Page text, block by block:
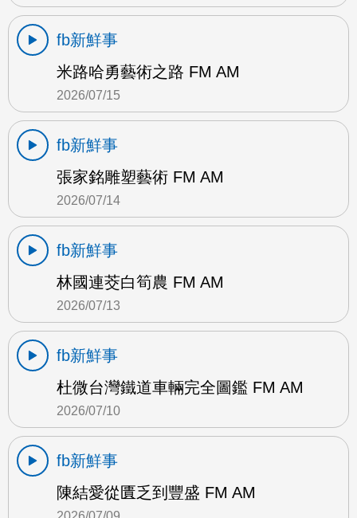
fb新鮮事
米路哈勇藝術之路 FM AM
2026/07/15
fb新鮮事
張家銘雕塑藝術 FM AM
2026/07/14
fb新鮮事
林國連茭白筍農 FM AM
2026/07/13
fb新鮮事
杜微台灣鐵道車輛完全圖鑑 FM AM
2026/07/10
fb新鮮事
陳結愛從匱乏到豐盛 FM AM